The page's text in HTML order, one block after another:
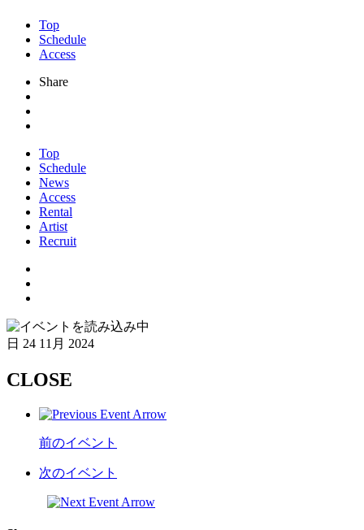
Top
Schedule
Access
Share
Top
Schedule
News
Access
Rental
Artist
Recruit
日 24 11月 2024
CLOSE
前のイベント
次のイベント